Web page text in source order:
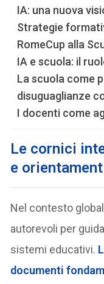
IA: una nuova
Strategie
RomeCup alla
IA e scuola: il
La scuola come
disuguaglianze
I docenti come
Le cornici
e
Nel contesto
autorevoli per
sistemi educativi.
documenti